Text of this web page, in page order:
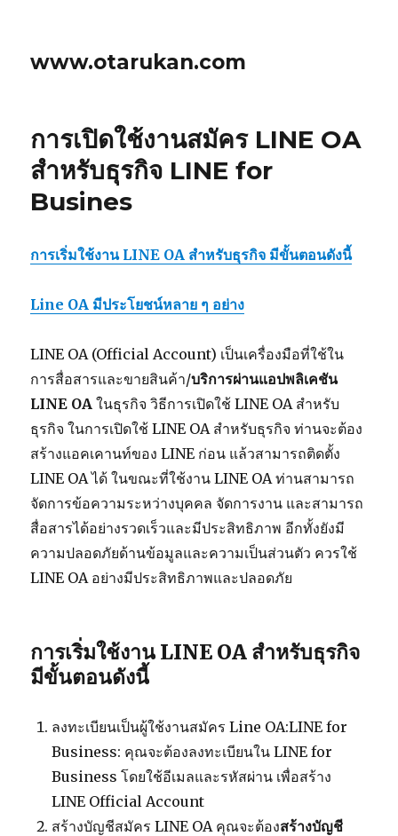
www.otarukan.com
การเปิดใช้งานสมัคร LINE OA
สำหรับธุรกิจ LINE for
Busines
การเริ่มใช้งาน LINE OA สำหรับธุรกิจ มีขั้นตอนดังนี้
Line OA มีประโยชน์หลาย ๆ อย่าง
LINE OA (Official Account) เป็นเครื่องมือที่ใช้ใน
การสื่อสารและขายสินค้า/บริการผ่านแอปพลิเคชัน
LINE OA ในธุรกิจ วิธีการเปิดใช้ LINE OA สำหรับ
ธุรกิจ ในการเปิดใช้ LINE OA สำหรับธุรกิจ ท่านจะต้อง
สร้างแอคเคานท์ของ LINE ก่อน แล้วสามารถติดตั้ง
LINE OA ได้ ในขณะที่ใช้งาน LINE OA ท่านสามารถ
จัดการข้อความระหว่างบุคคล จัดการงาน และสามารถ
สื่อสารได้อย่างรวดเร็วและมีประสิทธิภาพ อีกทั้งยังมี
ความปลอดภัยด้านข้อมูลและความเป็นส่วนตัว ควรใช้
LINE OA อย่างมีประสิทธิภาพและปลอดภัย
การเริ่มใช้งาน LINE OA สำหรับธุรกิจ
มีขั้นตอนดังนี้
ลงทะเบียนเป็นผู้ใช้งานสมัคร Line OA:LINE for
Business: คุณจะต้องลงทะเบียนใน LINE for
Business โดยใช้อีเมลและรหัสผ่าน เพื่อสร้าง
LINE Official Account
สร้างบัญชีสมัคร LINE OA คุณจะต้องสร้างบัญชี